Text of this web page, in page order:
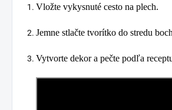
Vložte vykysnuté cesto na plech.
Jemne stlačte tvorítko do stredu
Vytvorte dekor a pečte podľa